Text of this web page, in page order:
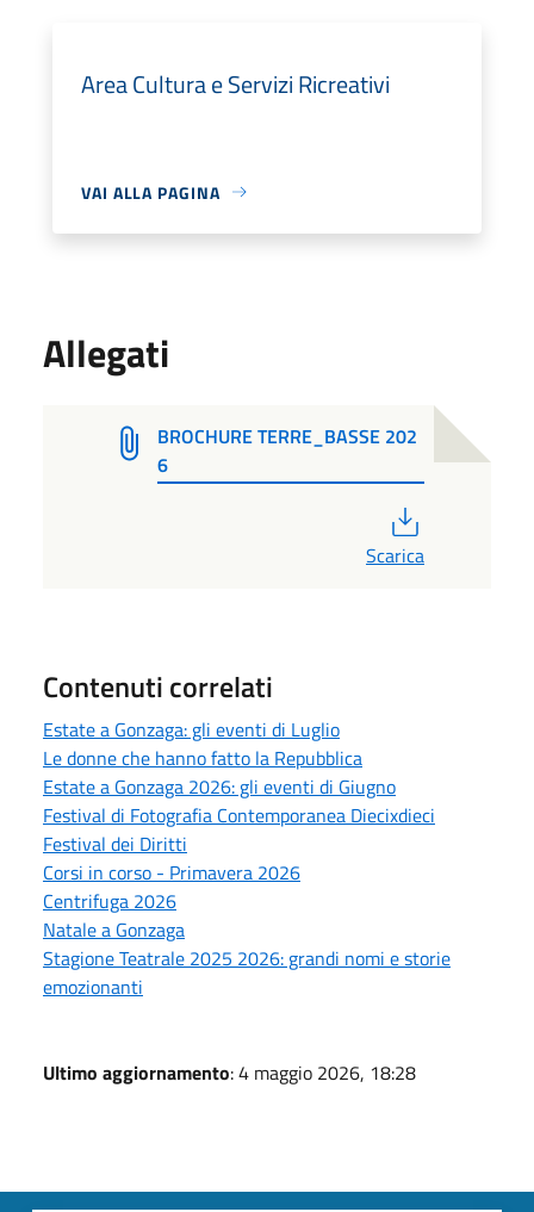
Area Cultura e Servizi Ricreativi
VAI ALLA PAGINA
Allegati
BROCHURE TERRE_BASSE 202
6
Scarica
Contenuti correlati
Estate a Gonzaga: gli eventi di Luglio
Le donne che hanno fatto la Repubblica
Estate a Gonzaga 2026: gli eventi di Giugno
Festival di Fotografia Contemporanea Diecixdieci
Festival dei Diritti
Corsi in corso - Primavera 2026
Centrifuga 2026
Natale a Gonzaga
Stagione Teatrale 2025 2026: grandi nomi e storie
emozionanti
Ultimo aggiornamento: 4 maggio 2026, 18:28